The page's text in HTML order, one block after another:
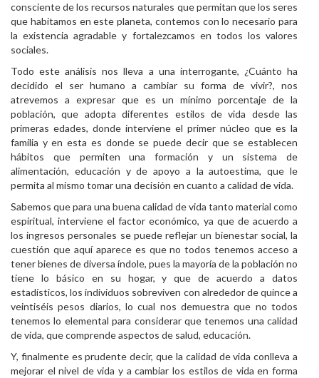
consciente de los recursos naturales que permitan que los seres
que habitamos en este planeta, contemos con lo necesario para
la existencia agradable y fortalezcamos en todos los valores
sociales.
Todo este análisis nos lleva a una interrogante, ¿Cuánto ha
decidido el ser humano a cambiar su forma de vivir?, nos
atrevemos a expresar que es un mínimo porcentaje de la
población, que adopta diferentes estilos de vida desde las
primeras edades, donde interviene el primer núcleo que es la
familia y en esta es donde se puede decir que se establecen
hábitos que permiten una formación y un sistema de
alimentación, educación y de apoyo a la autoestima, que le
permita al mismo tomar una decisión en cuanto a calidad de vida.
Sabemos que para una buena calidad de vida tanto material como
espiritual, interviene el factor económico, ya que de acuerdo a
los ingresos personales se puede reflejar un bienestar social, la
cuestión que aquí aparece es que no todos tenemos acceso a
tener bienes de diversa índole, pues la mayoría de la población no
tiene lo básico en su hogar, y que de acuerdo a datos
estadísticos, los individuos sobreviven con alrededor de quince a
veintiséis pesos diarios, lo cual nos demuestra que no todos
tenemos lo elemental para considerar que tenemos una calidad
de vida, que comprende aspectos de salud, educación.
Y, finalmente es prudente decir, que la calidad de vida conlleva a
mejorar el nivel de vida y a cambiar los estilos de vida en forma